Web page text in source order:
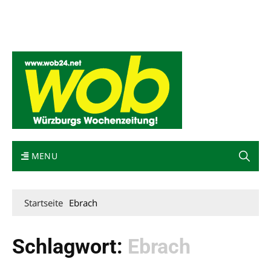
MENU
Startseite Ebrach
Schlagwort: Ebrach